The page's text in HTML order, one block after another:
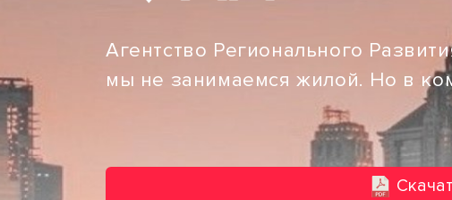
Агентство Регионального
мы не занимаемся жилой. Но в